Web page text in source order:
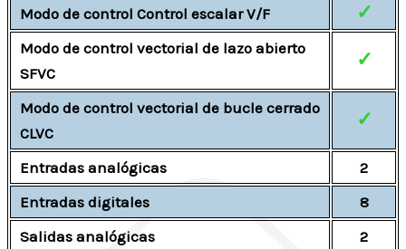
Modo de control Control escalar V/F
✓
Modo de control vectorial de lazo abierto
SFVC
✓
Modo de control vectorial de bucle cerrado
CLVC
✓
Entradas analógicas
2
Entradas digitales
8
Salidas analógicas
2